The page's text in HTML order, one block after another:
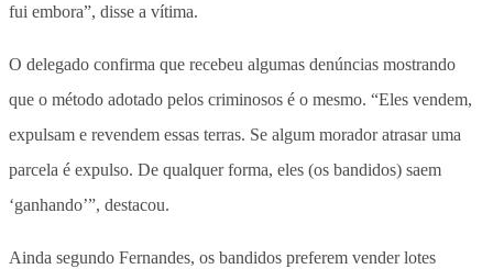
fui embora”, disse a vítima.
O delegado confirma que recebeu algumas denúncias mostrando
que o método adotado pelos criminosos é o mesmo. “Eles vendem,
expulsam e revendem essas terras. Se algum morador atrasar uma
parcela é expulso. De qualquer forma, eles (os bandidos) saem
‘ganhando’”, destacou.
Ainda segundo Fernandes, os bandidos preferem vender lotes